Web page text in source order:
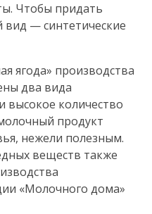
Чтобы придать
вид — синтетические
ягода» производства
два вида
высокое количество
продукт
нежели полезным.
веществ также
«Молочного дома»